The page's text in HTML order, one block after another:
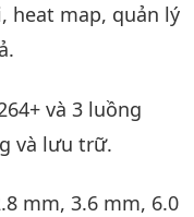
heat map, quản lý
và 3 luồng
và lưu trữ.
mm, 3.6 mm, 6.0